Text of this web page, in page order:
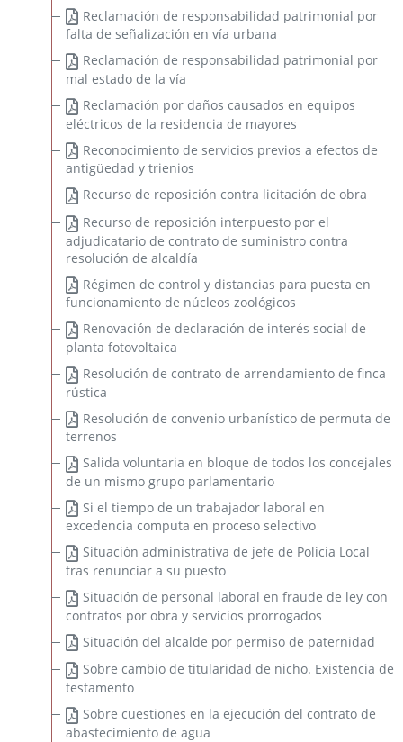
Reclamación de responsabilidad patrimonial por
falta de señalización en vía urbana
Reclamación de responsabilidad patrimonial por
mal estado de la vía
Reclamación por daños causados en equipos
eléctricos de la residencia de mayores
Reconocimiento de servicios previos a efectos de
antigüedad y trienios
Recurso de reposición contra licitación de obra
Recurso de reposición interpuesto por el
adjudicatario de contrato de suministro contra
resolución de alcaldía
Régimen de control y distancias para puesta en
funcionamiento de núcleos zoológicos
Renovación de declaración de interés social de
planta fotovoltaica
Resolución de contrato de arrendamiento de finca
rústica
Resolución de convenio urbanístico de permuta de
terrenos
Salida voluntaria en bloque de todos los concejales
de un mismo grupo parlamentario
Si el tiempo de un trabajador laboral en
excedencia computa en proceso selectivo
Situación administrativa de jefe de Policía Local
tras renunciar a su puesto
Situación de personal laboral en fraude de ley con
contratos por obra y servicios prorrogados
Situación del alcalde por permiso de paternidad
Sobre cambio de titularidad de nicho. Existencia de
testamento
Sobre cuestiones en la ejecución del contrato de
abastecimiento de agua